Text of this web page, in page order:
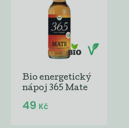
Bio energetický
nápoj 365 Mate
49 Kč